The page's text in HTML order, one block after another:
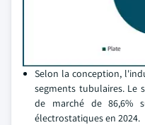
Selon la conception,
segments tubulaires. Le
de marché de 86,6%
électrostatiques en 2024.